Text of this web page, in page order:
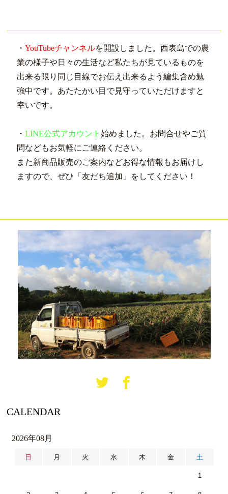
・YouTubeチャンネルを開設しました。西表島での農
業の様子や日々の生活など私たちが見ているものを
出来る限り同じ目線でお伝え出来るよう編集含め勉
強中です。あたたかい目で見守っていただけますと
幸いです。
・LINE公式アカウント始めました。お問合せやご質
問などもお気軽にご連絡ください。
また新商品販売のご案内などお得な情報もお届けし
ますので、ぜひ「友だち追加」をしてください！
CALENDAR
2026年08月
日 月 火 水 木 金 土
1